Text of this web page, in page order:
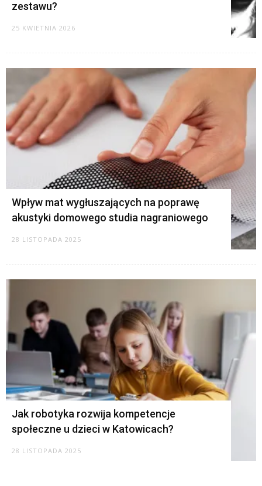
zestawu?
25 KWIETNIA 2026
Wpływ mat wygłuszających na poprawę
akustyki domowego studia nagraniowego
28 LISTOPADA 2025
Jak robotyka rozwija kompetencje
społeczne u dzieci w Katowicach?
28 LISTOPADA 2025